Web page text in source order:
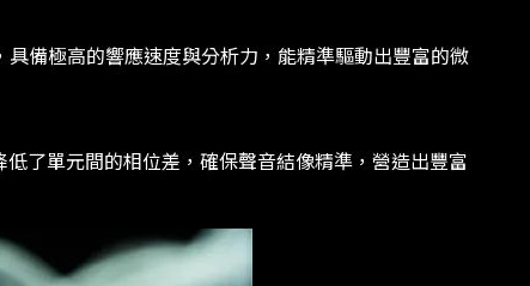
備極高的響應速度與分析力，能精準驅動出豐富的微
了單元間的相位差，確保聲音結像精準，營造出豐富